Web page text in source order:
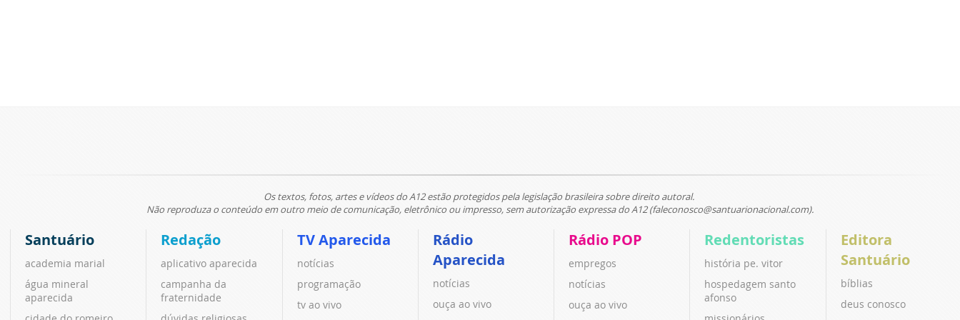
Os textos, fotos, artes e vídeos do A12 estão protegidos pela legislação brasileira sobre direito autoral.
Não reproduza o conteúdo em outro meio de comunicação, eletrônico ou impresso, sem autorização expressa do A12 (faleconosco@santuarionacional.com).
Santuário
academia marial
água mineral
aparecida
Redação
aplicativo aparecida
campanha da
fraternidade
TV Aparecida
notícias
programação
tv ao vivo
Rádio
Aparecida
notícias
ouça ao vivo
Rádio POP
empregos
notícias
ouça ao vivo
Redentoristas
história pe. vitor
hospedagem santo
afonso
Editora
Santuário
bíblias
deus conosco